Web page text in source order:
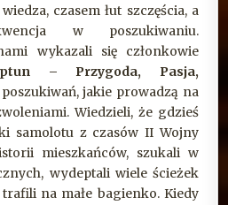
czasem łut szczęścia, a
w poszukiwaniu.
wykazali się członkowie
– Przygoda, Pasja,
jakie prowadzą na
Wiedzieli, że gdzieś
samolotu z czasów II Wojny
mieszkańców, szukali w
wydeptali wiele ścieżek
na małe bagienko. Kiedy